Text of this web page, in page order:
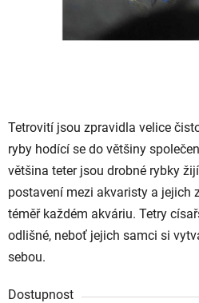
Tetrovití jsou zpravidla velice
ryby hodící se do většiny
většina teter jsou drobné rybky
postavení mezi akvaristy a jejich
téměř každém akváriu. Tetry
odlišné, neboť jejich samci si
sebou.
Dostupnost